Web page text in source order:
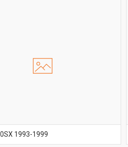
1993-1999